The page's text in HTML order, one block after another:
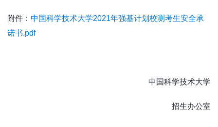
附件 ： 中国科学技术大学2021年强基计划校测考生安全承
诺书.pdf
中国科学技术大学
招生办公室